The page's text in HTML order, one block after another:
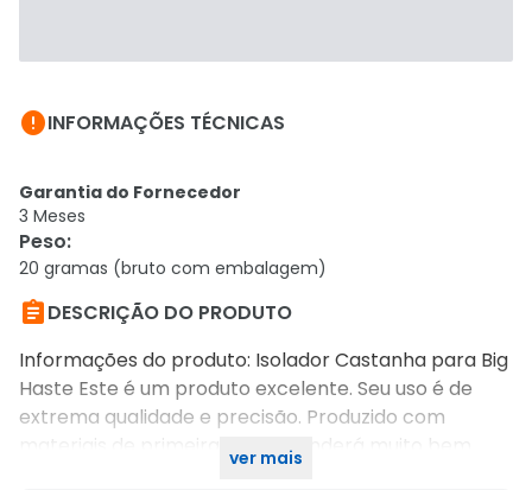
INFORMAÇÕES TÉCNICAS
Garantia do Fornecedor
3 Meses
Peso:
20 gramas (bruto com embalagem)
DESCRIÇÃO DO PRODUTO
Informações do produto: Isolador Castanha para Big
Haste Este é um produto excelente. Seu uso é de
extrema qualidade e precisão. Produzido com
materiais de primeira linha. atenderá muito bem
ver mais